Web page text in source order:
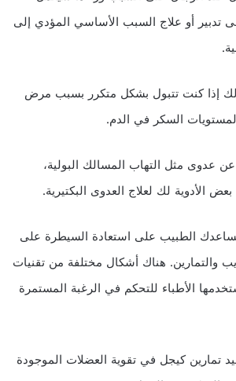
تدبير أو علاج السبب الأساسي المؤدي إلى
كنت تتبول بشكل متكرر بسبب مرض
السكر في الدم.
عدوى مثل التهاب المسالك البولية،
لك لعلاج العدوى البكتيرية.
الطبيب على استعادة السيطرة على
والتمارين. هناك أشكال مختلفة من تقنيات
الأطباء للتحكم في الرغبة المستمرة
تمارين كيجل في تقوية العضلات الموجودة